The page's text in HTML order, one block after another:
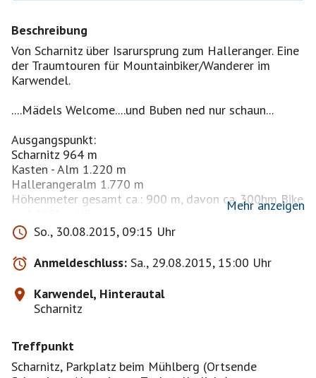
Beschreibung
Von Scharnitz über Isarursprung zum Halleranger. Eine
der Traumtouren für Mountainbiker/Wanderer im
Karwendel.
....Mädels Welcome....und Buben ned nur schaun...
Ausgangspunkt:
Scharnitz 964 m
Kasten - Alm 1.220 m
Hallerangeralm 1.770 m
Höhenmeter gesamt ca.: 900 m, davon ca. 300hm Bike
Fahrzeit Bike gesamt Hin- inclusive Rückweg ca.: 2,5
Stunden
Wegstrecke Bike gesamt Hin- inclusive Rückweg ca. 28
km
Wegstrecke Hike gesamt Hin- inclusive Rückweg ca.
10 km
Gesamtzeit für die Tour ca.: 7 - 8 Stunden
Charakter der Kombitour:
Einfache Tour auf grossteils schönen Forstwegen.
Mehr anzeigen
So., 30.08.2015, 09:15 Uhr
Anmeldeschluss: Sa., 29.08.2015, 15:00 Uhr
Karwendel, Hinterautal
Scharnitz
Treffpunkt
Scharnitz, Parkplatz beim Mühlberg (Ortsende